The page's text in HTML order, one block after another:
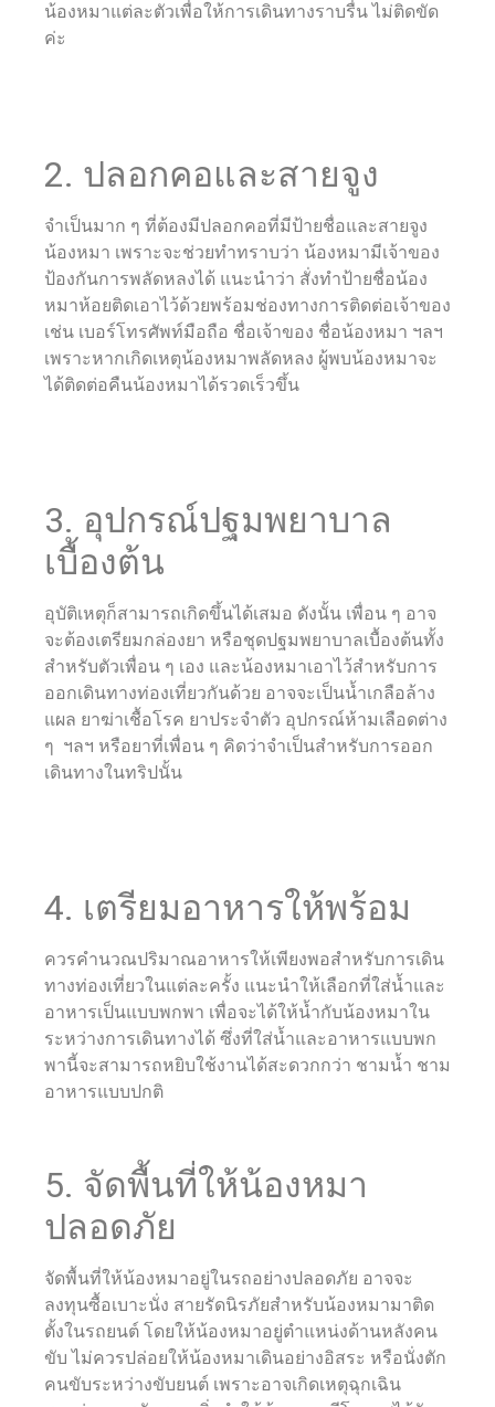
น้องหมาแต่ละตัวเพื่อให้การเดินทางราบรื่น ไม่ติดขัด
ค่ะ
2. ปลอกคอและสายจูง
จำเป็นมาก ๆ ที่ต้องมีปลอกคอที่มีป้ายชื่อและสายจูง
น้องหมา เพราะจะช่วยทำทราบว่า น้องหมามีเจ้าของ
ป้องกันการพลัดหลงได้ แนะนำว่า สั่งทำป้ายชื่อน้อง
หมาห้อยติดเอาไว้ด้วยพร้อมช่องทางการติดต่อเจ้าของ
เช่น เบอร์โทรศัพท์มือถือ ชื่อเจ้าของ ชื่อน้องหมา ฯลฯ
เพราะหากเกิดเหตุน้องหมาพลัดหลง ผู้พบน้องหมาจะ
ได้ติดต่อคืนน้องหมาได้รวดเร็วขึ้น
3. อุปกรณ์ปฐมพยาบาล
เบื้องต้น
อุบัติเหตุก็สามารถเกิดขึ้นได้เสมอ ดังนั้น เพื่อน ๆ อาจ
จะต้องเตรียมกล่องยา หรือชุดปฐมพยาบาลเบื้องต้นทั้ง
สำหรับตัวเพื่อน ๆ เอง และน้องหมาเอาไว้สำหรับการ
ออกเดินทางท่องเที่ยวกันด้วย อาจจะเป็นน้ำเกลือล้าง
แผล ยาฆ่าเชื้อโรค ยาประจำตัว อุปกรณ์ห้ามเลือดต่าง
ๆ ฯลฯ หรือยาที่เพื่อน ๆ คิดว่าจำเป็นสำหรับการออก
เดินทางในทริปนั้น
4. เตรียมอาหารให้พร้อม
ควรคำนวณปริมาณอาหารให้เพียงพอสำหรับการเดิน
ทางท่องเที่ยวในแต่ละครั้ง แนะนำให้เลือกที่ใส่น้ำและ
อาหารเป็นแบบพกพา เพื่อจะได้ให้น้ำกับน้องหมาใน
ระหว่างการเดินทางได้ ซึ่งที่ใส่น้ำและอาหารแบบพก
พานี้จะสามารถหยิบใช้งานได้สะดวกกว่า ชามน้ำ ชาม
อาหารแบบปกติ
5. จัดพื้นที่ให้น้องหมา
ปลอดภัย
จัดพื้นที่ให้น้องหมาอยู่ในรถอย่างปลอดภัย อาจจะ
ลงทุนซื้อเบาะนั่ง สายรัดนิรภัยสำหรับน้องหมามาติด
ตั้งในรถยนต์ โดยให้น้องหมาอยู่ตำแหน่งด้านหลังคน
ขับ ไม่ควรปล่อยให้น้องหมาเดินอย่างอิสระ หรือนั่งตัก
คนขับระหว่างขับยนต์ เพราะอาจเกิดเหตุฉุกเฉิน